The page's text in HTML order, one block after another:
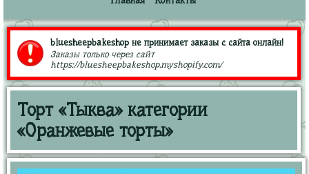
bluesheepbakeshop не принимает заказы с сайта онлайн!
Заказы только через сайт
https://bluesheepbakeshop.myshopify.com/
Торт «Тыква» категории
«Оранжевые торты»